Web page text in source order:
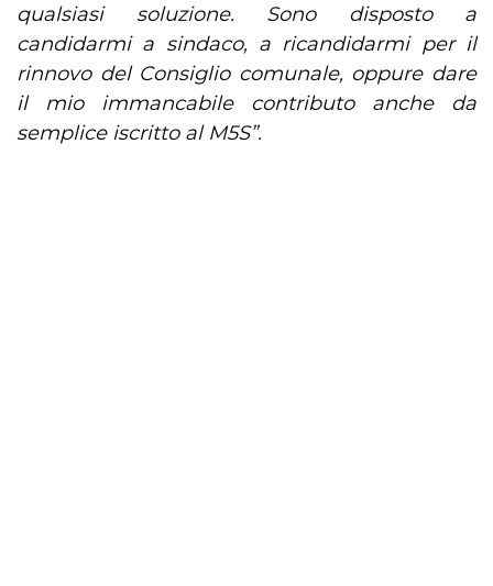
qualsiasi soluzione. Sono disposto a
candidarmi a sindaco, a ricandidarmi per il
rinnovo del Consiglio comunale, oppure dare
il mio immancabile contributo anche da
semplice iscritto al M5S”.